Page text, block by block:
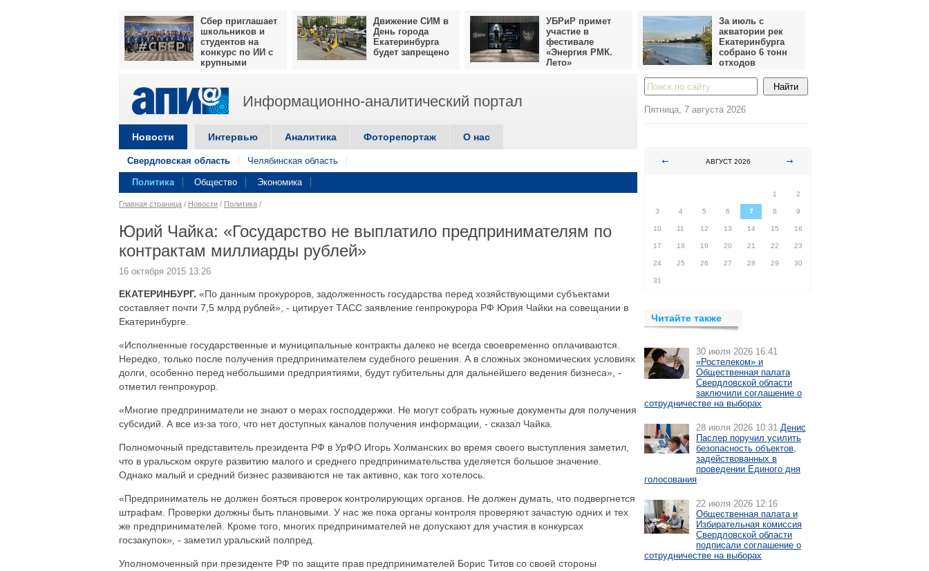
Сбер приглашает
школьников и
студентов на
конкурс по ИИ с
крупными
Движение СИМ в
День города
Екатеринбурга
будет запрещено
УБРиР примет
участие в
фестивале
«Энергия РМК.
Лето»
За июль с
акватории рек
Екатеринбурга
собрано 6 тонн
отходов
Информационно-аналитический портал
Новости Интервью Аналитика Фоторепортаж О нас
Свердловская область Челябинская область
Политика Общество Экономика
Главная страница / Новости / Политика /
Юрий Чайка: «Государство не выплатило предпринимателям по
контрактам миллиарды рублей»
16 октября 2015 13:26
ЕКАТЕРИНБУРГ. «По данным прокуроров, задолженность государства перед хозяйствующими субъектами
составляет почти 7,5 млрд рублей», - цитирует ТАСС заявление генпрокурора РФ Юрия Чайки на совещании в
Екатеринбурге.
«Исполненные государственные и муниципальные контракты далеко не всегда своевременно оплачиваются.
Нередко, только после получения предпринимателем судебного решения. А в сложных экономических условиях
долги, особенно перед небольшими предприятиями, будут губительны для дальнейшего ведения бизнеса», -
отметил генпрокурор.
«Многие предприниматели не знают о мерах господдержки. Не могут собрать нужные документы для получения
субсидий. А все из-за того, что нет доступных каналов получения информации, - сказал Чайка.
Полномочный представитель президента РФ в УрФО Игорь Холманских во время своего выступления заметил,
что в уральском округе развитию малого и среднего предпринимательства уделяется большое значение.
Однако малый и средний бизнес развиваются не так активно, как того хотелось.
«Предприниматель не должен бояться проверок контролирующих органов. Не должен думать, что подвергнется
штрафам. Проверки должны быть плановыми. У нас же пока органы контроля проверяют зачастую одних и тех
же предпринимателей. Кроме того, многих предпринимателей не допускают для участия в конкурсах
госзакупок», - заметил уральский полпред.
Уполномоченный при президенте РФ по защите прав предпринимателей Борис Титов со своей стороны
Пятница, 7 августа 2026
АВГУСТ 2026
1
2
3 4 5 6 7 8 9
10 11 12 13 14 15 16
17 18 19 20 21 22 23
24 25 26 27 28 29 30
31
Читайте также
30 июля 2026 16:41
«Ростелеком» и
Общественная палата
Свердловской области
заключили соглашение о
сотрудничестве на выборах
28 июля 2026 10:31 Денис
Паслер поручил усилить
безопасность объектов,
задействованных в
проведении Единого дня
голосования
22 июля 2026 12:16
Общественная палата и
Избирательная комиссия
Свердловской области
подписали соглашение о
сотрудничестве на выборах